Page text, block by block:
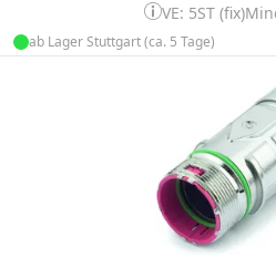
VE: 5ST (fix)
ab Lager Stuttgart (ca. 5 Tage)